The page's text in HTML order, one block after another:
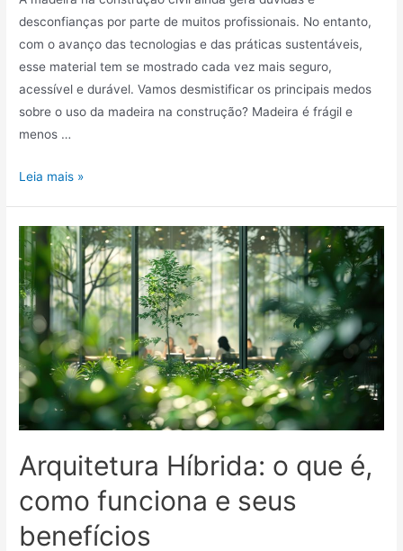
desconfianças por parte de muitos profissionais. No entanto,
com o avanço das tecnologias e das práticas sustentáveis,
esse material tem se mostrado cada vez mais seguro,
acessível e durável. Vamos desmistificar os principais medos
sobre o uso da madeira na construção? Madeira é frágil e
menos …
Leia mais »
Arquitetura Híbrida: o que é,
como funciona e seus
benefícios